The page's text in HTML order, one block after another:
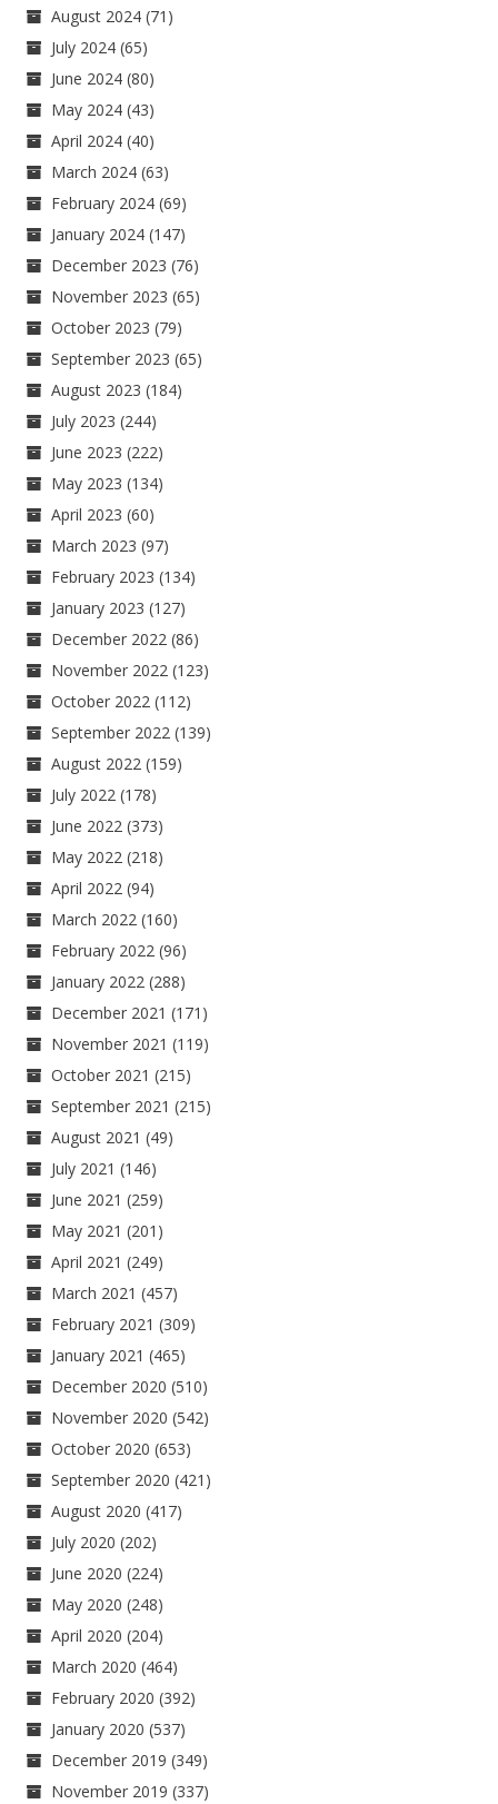
August 2024 (71)
July 2024 (65)
June 2024 (80)
May 2024 (43)
April 2024 (40)
March 2024 (63)
February 2024 (69)
January 2024 (147)
December 2023 (76)
November 2023 (65)
October 2023 (79)
September 2023 (65)
August 2023 (184)
July 2023 (244)
June 2023 (222)
May 2023 (134)
April 2023 (60)
March 2023 (97)
February 2023 (134)
January 2023 (127)
December 2022 (86)
November 2022 (123)
October 2022 (112)
September 2022 (139)
August 2022 (159)
July 2022 (178)
June 2022 (373)
May 2022 (218)
April 2022 (94)
March 2022 (160)
February 2022 (96)
January 2022 (288)
December 2021 (171)
November 2021 (119)
October 2021 (215)
September 2021 (215)
August 2021 (49)
July 2021 (146)
June 2021 (259)
May 2021 (201)
April 2021 (249)
March 2021 (457)
February 2021 (309)
January 2021 (465)
December 2020 (510)
November 2020 (542)
October 2020 (653)
September 2020 (421)
August 2020 (417)
July 2020 (202)
June 2020 (224)
May 2020 (248)
April 2020 (204)
March 2020 (464)
February 2020 (392)
January 2020 (537)
December 2019 (349)
November 2019 (337)